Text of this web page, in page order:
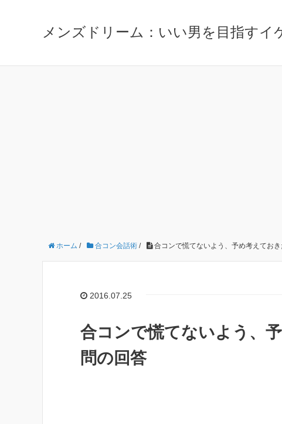
メンズドリーム：いい男を目指すイ
ホーム / 合コン会話術 / 合コンで慌てないよう、予め考えてお
2016.07.25
合コンで慌てないよう、
問の回答